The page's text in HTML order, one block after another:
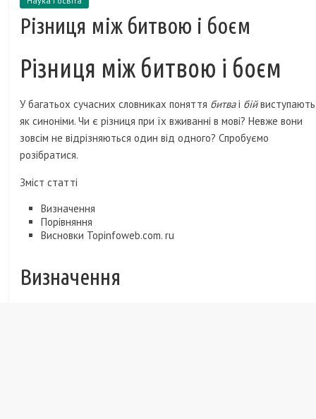
Різниця між битвою і боєм
Різниця між битвою і боєм
У багатьох сучасних словниках поняття битваі бійвиступають
як синоніми. Чи є різниця при їх вживанні в мові? Невже вони
зовсім не відрізняються один від одного? Спробуємо
розібратися.
Зміст статті
Визначення
Порівняння
Висновки Topinfoweb.com. ru
Визначення